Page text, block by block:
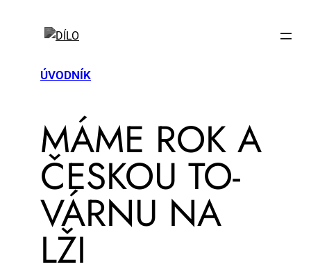
ÚVODNÍK
MÁ­ME ROK A
ČES­KOU TO­
VÁR­NU NA
LŽI